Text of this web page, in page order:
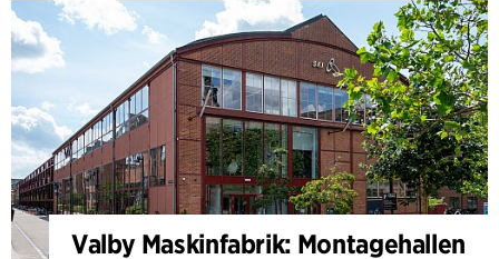
Valby Maskinfabrik: Montagehallen